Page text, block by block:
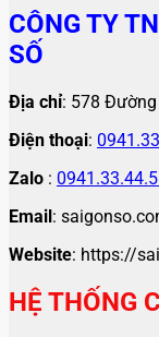
CÔNG TY
SỐ
Địa chỉ: 578 Đường
Điện thoại:
Zalo :
Email:
Website: https://
HỆ THỐNG